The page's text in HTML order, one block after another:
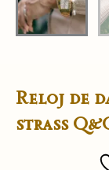
Reloj de
strass